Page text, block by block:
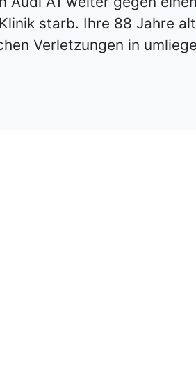
starb. Ihre 88 Jahre
Verletzungen in